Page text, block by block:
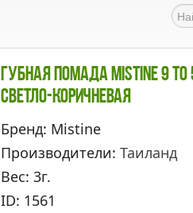
Губная Помада Mistine 9
Светло-Коричневая
Бренд: Mistine
Производители: Таиланд
Вес: 3г.
ID: 1561